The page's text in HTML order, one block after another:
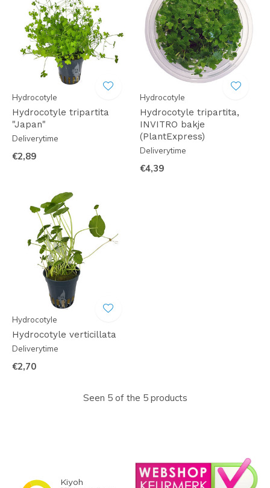
Hydrocotyle
Hydrocotyle tripartita
"Japan"
Deliverytime
€2,89
Hydrocotyle
Hydrocotyle tripartita,
INVITRO bakje
(PlantExpress)
Deliverytime
€4,39
Hydrocotyle
Hydrocotyle verticillata
Deliverytime
€2,70
Seen 5 of the 5 products